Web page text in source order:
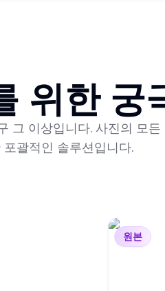
위한 궁
그 이상입니다. 사진의 모
괄적인 솔루션입니다.
원본